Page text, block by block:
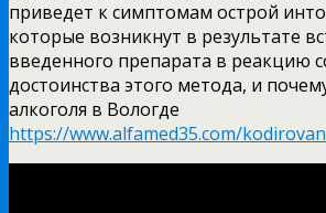
приведет к симптомам острой
которые возникнут в результате
введенного препарата в реакцию
достоинства этого метода, и
алкоголя в Вологде
https://www.alfamed35.com/